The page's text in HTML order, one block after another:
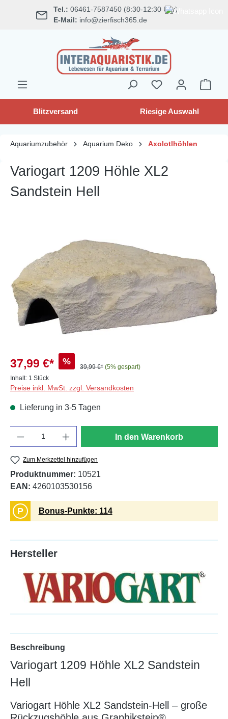
springen Tel.: 06461-7587450 (8:30-12:30 Uhr)
E-Mail: info@zierfisch365.de
Blitzversand Riesige Auswahl
Aquariumzubehör Aquarium Deko Axolotlhöhlen
Variogart 1209 Höhle XL2
Sandstein Hell
37,99 €* %
39,99 €* (5% gespart)
Inhalt: 1 Stück
Preise inkl. MwSt. zzgl. Versandkosten
Lieferung in 3-5 Tagen
In den Warenkorb
Zum Merkzettel hinzufügen
Produktnummer: 10521
EAN: 4260103530156
P Bonus-Punkte: 114
Hersteller
Beschreibung
Variogart 1209 Höhle XL2 Sandstein
Hell
Variogart Höhle XL2 Sandstein-Hell – große